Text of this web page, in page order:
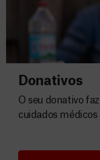
Donativos
O seu donativo
cuidados